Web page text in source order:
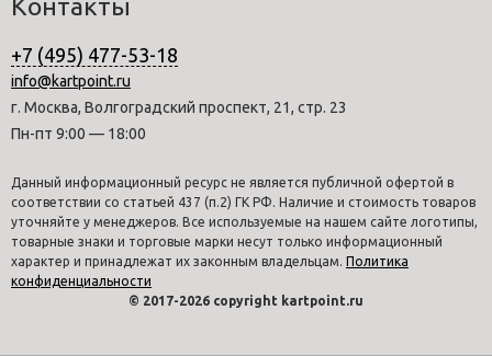
Контакты
+7 (495) 477-53-18
info@kartpoint.ru
г. Москва, Волгоградский проспект, 21, стр. 23
Пн-пт 9:00 — 18:00
Данный информационный ресурс не является публичной офертой в
соответствии со статьей 437 (п.2) ГК РФ. Наличие и стоимость товаров
уточняйте у менеджеров. Все используемые на нашем сайте логотипы,
товарные знаки и торговые марки несут только информационный
характер и принадлежат их законным владельцам. Политика
конфиденциальности
© 2017-2026 copyright kartpoint.ru